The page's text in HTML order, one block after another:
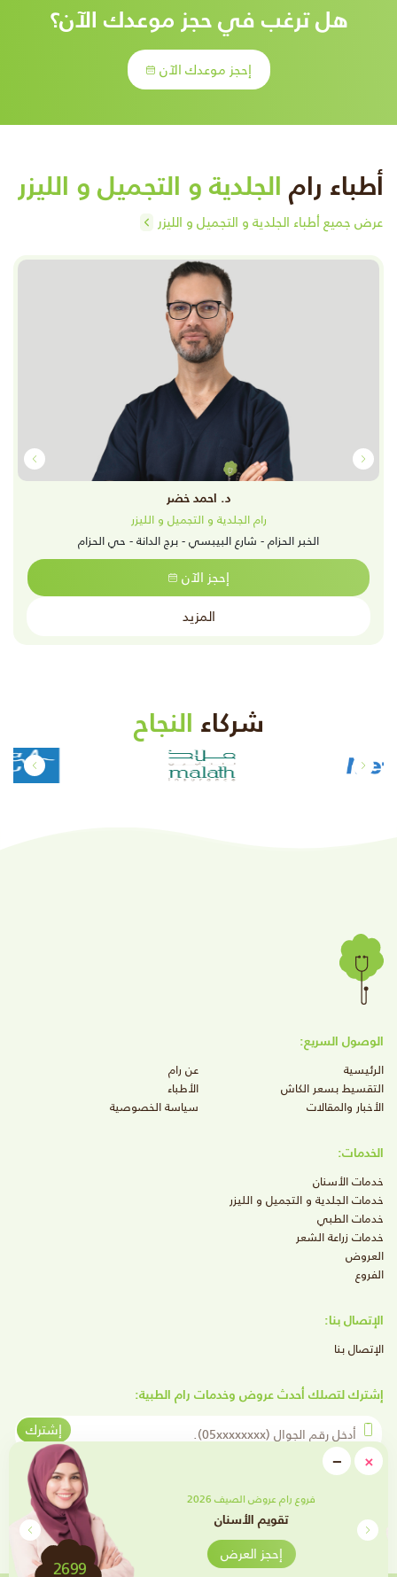
×
close−
Minimize
2699
فروع رام عروض الصيف 2026
تقويم الأسنان
إحجز العرض
هل ترغب في حجز موعدك الآن؟
إحجز موعدك الآن
أطباء رامالجلدية و التجميل و الليزر
عرض جميع أطباء الجلدية و التجميل و الليزر
د. احمد خضر
رام الجلدية و التجميل و الليزر
الخبر الحزام - شارع البيبسي - برج الدانة - حي الحزام
إحجز الآن
المزيد
شركاء النجاح
الوصول السريع:
الرئيسية
عن رام
التقسيط بسعر الكاش
الأطباء
الأخبار والمقالات
سياسة الخصوصية
الخدمات:
خدمات الأسنان
خدمات الجلدية و التجميل و الليزر
خدمات الطبي
خدمات زراعة الشعر
العروض
الفروع
الإتصال بنا:
الإتصال بنا
إشترك لتصلك أحدث عروض وخدمات رام الطبية:
أدخل رقم الجوال
إشترك